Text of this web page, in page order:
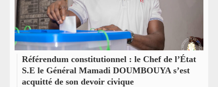
Référendum constitutionnel : le Chef de l’État
S.E le Général Mamadi DOUMBOUYA s’est
acquitté de son devoir civique